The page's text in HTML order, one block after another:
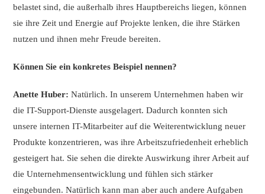
belastet sind, die außerhalb ihres Hauptbereichs liegen, können
sie ihre Zeit und Energie auf Projekte lenken, die ihre Stärken
nutzen und ihnen mehr Freude bereiten.
Können Sie ein konkretes Beispiel nennen?
Anette Huber: Natürlich. In unserem Unternehmen haben wir
die IT-Support-Dienste ausgelagert. Dadurch konnten sich
unsere internen IT-Mitarbeiter auf die Weiterentwicklung neuer
Produkte konzentrieren, was ihre Arbeitszufriedenheit erheblich
gesteigert hat. Sie sehen die direkte Auswirkung ihrer Arbeit auf
die Unternehmensentwicklung und fühlen sich stärker
eingebunden. Natürlich kann man aber auch andere Aufgaben